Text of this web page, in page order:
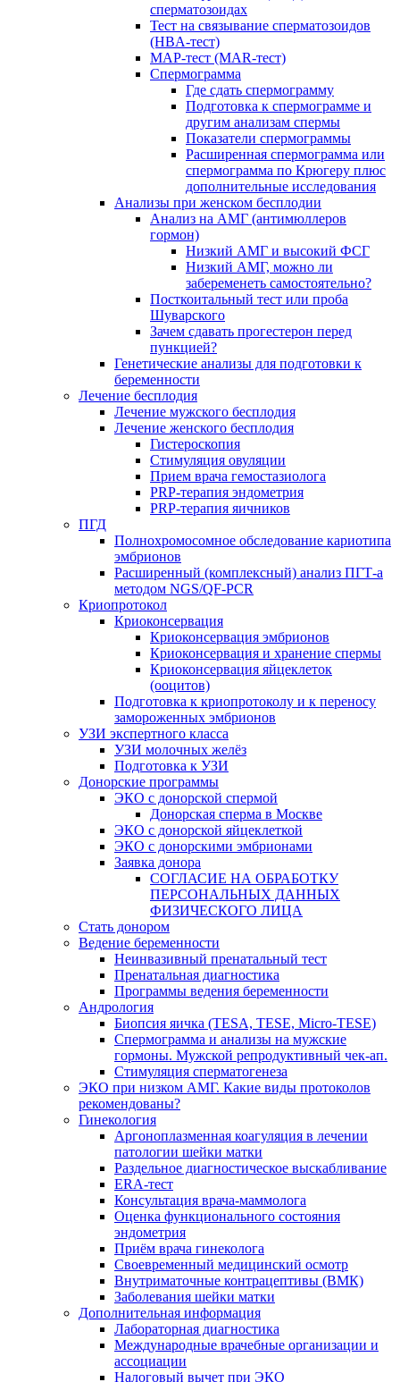
сперматозоидах
Тест на связывание сперматозоидов
(HBA-тест)
МАР-тест (MAR-тест)
Спермограмма
Где сдать спермограмму
Подготовка к спермограмме и
другим анализам спермы
Показатели спермограммы
Расширенная спермограмма или
спермограмма по Крюгеру плюс
дополнительные исследования
Анализы при женском бесплодии
Анализ на АМГ (антимюллеров
гормон)
Низкий АМГ и высокий ФСГ
Низкий АМГ, можно ли
забеременеть самостоятельно?
Посткоитальный тест или проба
Шуварского
Зачем сдавать прогестерон перед
пункцией?
Генетические анализы для подготовки к
беременности
Лечение бесплодия
Лечение мужского бесплодия
Лечение женского бесплодия
Гистероскопия
Стимуляция овуляции
Прием врача гемостазиолога
PRP-терапия эндометрия
PRP-терапия яичников
ПГД
Полнохромосомное обследование кариотипа
эмбрионов
Расширенный (комплексный) анализ ПГТ-а
методом NGS/QF-PCR
Криопротокол
Криоконсервация
Криоконсервация эмбрионов
Криоконсервация и хранение спермы
Криоконсервация яйцеклеток
(ооцитов)
Подготовка к криопротоколу и к переносу
замороженных эмбрионов
УЗИ экспертного класса
УЗИ молочных желёз
Подготовка к УЗИ
Донорские программы
ЭКО с донорской спермой
Донорская сперма в Москве
ЭКО с донорской яйцеклеткой
ЭКО с донорскими эмбрионами
Заявка донора
СОГЛАСИЕ НА ОБРАБОТКУ
ПЕРСОНАЛЬНЫХ ДАННЫХ
ФИЗИЧЕСКОГО ЛИЦА
Стать донором
Ведение беременности
Неинвазивный пренатальный тест
Пренатальная диагностика
Программы ведения беременности
Андрология
Биопсия яичка (TESA, TESE, Micro-TESE)
Спермограмма и анализы на мужские
гормоны. Мужской репродуктивный чек-ап.
Стимуляция сперматогенеза
ЭКО при низком АМГ. Какие виды протоколов
рекомендованы?
Гинекология
Аргоноплазменная коагуляция в лечении
патологии шейки матки
Раздельное диагностическое выскабливание
ERA-тест
Консультация врача-маммолога
Оценка функционального состояния
эндометрия
Приём врача гинеколога
Своевременный медицинский осмотр
Внутриматочные контрацептивы (ВМК)
Заболевания шейки матки
Дополнительная информация
Лабораторная диагностика
Международные врачебные организации и
ассоциации
Налоговый вычет при ЭКО